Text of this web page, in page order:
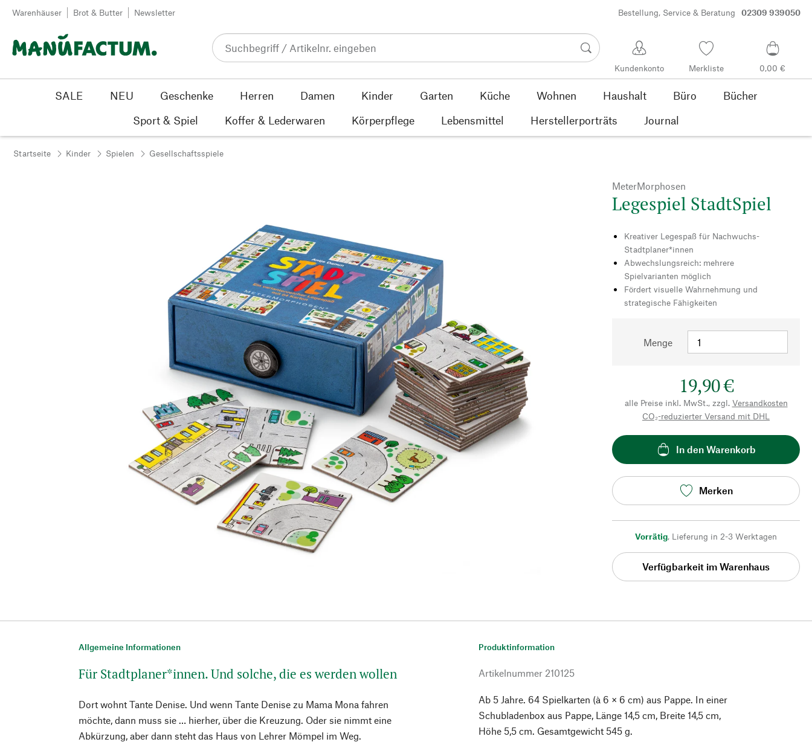
Zum Inhalt springen
Warenhäuser Brot & Butter Newsletter Bestellung, Service & Beratung 02309 939050
Kundenkonto Merkliste 0,00 €
SALE NEU Geschenke Herren Damen Kinder Garten Küche Wohnen Haushalt Büro
Bücher
Sport & Spiel
Koffer & Lederwaren Körperpflege Lebensmittel Herstellerporträts Journal
Startseite Kinder Spielen Gesellschaftsspiele
MeterMorphosen
Legespiel StadtSpiel
Kreativer Legespaß für Nachwuchs-
Stadtplaner*innen
Abwechslungsreich: mehrere
Spielvarianten möglich
Fördert visuelle Wahrnehmung und
strategische Fähigkeiten
Menge
19,90 €
alle Preise inkl. MwSt., zzgl. Versandkosten
CO₂-reduzierter Versand mit DHL
In den Warenkorb
Merken
Vorrätig, Lieferung in 2-3 Werktagen
Verfügbarkeit im Warenhaus
Allgemeine Informationen
Für Stadtplaner*innen. Und solche, die es werden wollen
Dort wohnt Tante Denise. Und wenn Tante Denise zu Mama Mona fahren
möchte, dann muss sie … hierher, über die Kreuzung. Oder sie nimmt eine
Abkürzung, aber dann steht das Haus von Lehrer Mömpel im Weg.
Produktinformation
Artikelnummer 210125
Ab 5 Jahre. 64 Spielkarten (à 6 × 6 cm) aus Pappe. In einer
Schubladenbox aus Pappe, Länge 14,5 cm, Breite 14,5 cm,
Höhe 5,5 cm. Gesamtgewicht 545 g.